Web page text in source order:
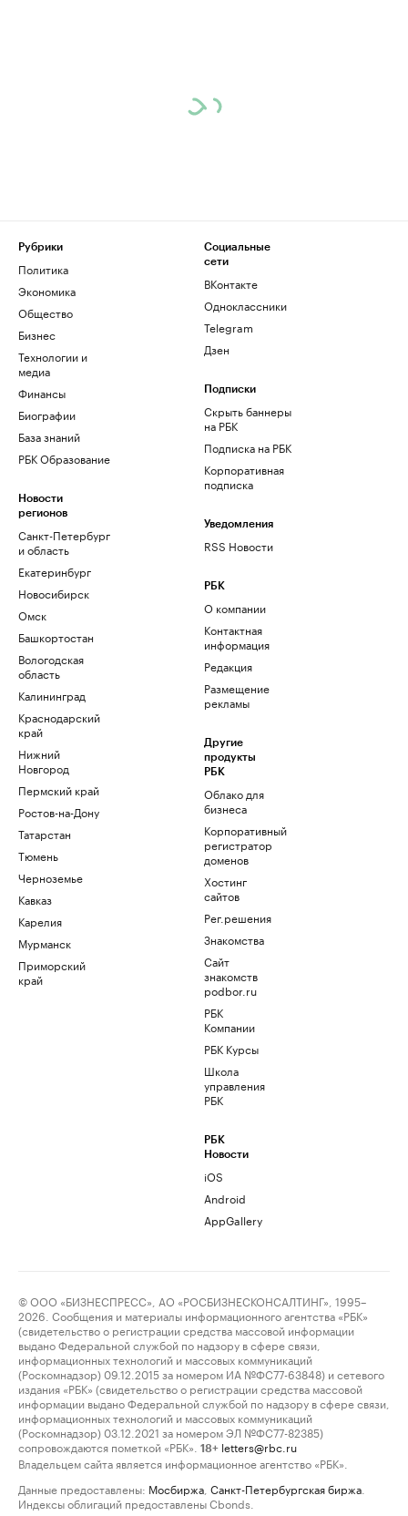
Рубрики
Политика
Экономика
Общество
Бизнес
Технологии и
медиа
Финансы
Биографии
База знаний
РБК Образование
Новости
регионов
Санкт-Петербург
и область
Екатеринбург
Новосибирск
Омск
Башкортостан
Вологодская
область
Калининград
Краснодарский
край
Нижний
Новгород
Пермский край
Ростов-на-Дону
Татарстан
Тюмень
Черноземье
Кавказ
Карелия
Мурманск
Приморский
край
Социальные
сети
ВКонтакте
Одноклассники
Telegram
Дзен
Подписки
Скрыть баннеры
на РБК
Подписка на РБК
Корпоративная
подписка
Уведомления
RSS Новости
РБК
О компании
Контактная
информация
Редакция
Размещение
рекламы
Другие
продукты
РБК
Облако для
бизнеса
Корпоративный
регистратор
доменов
Хостинг
сайтов
Рег.решения
Знакомства
Сайт
знакомств
podbor.ru
РБК
Компании
РБК Курсы
Школа
управления
РБК
РБК
Новости
iOS
Android
AppGallery
© ООО «БИЗНЕСПРЕСС», АО «РОСБИЗНЕСКОНСАЛТИНГ», 1995–
2026. Сообщения и материалы информационного агентства «РБК»
(свидетельство о регистрации средства массовой информации
выдано Федеральной службой по надзору в сфере связи,
информационных технологий и массовых коммуникаций
(Роскомнадзор) 09.12.2015 за номером ИА №ФС77-63848) и сетевого
издания «РБК» (свидетельство о регистрации средства массовой
информации выдано Федеральной службой по надзору в сфере связи,
информационных технологий и массовых коммуникаций
(Роскомнадзор) 03.12.2021 за номером ЭЛ №ФС77-82385)
сопровождаются пометкой «РБК».
18+ letters@rbc.ru
Владельцем сайта является информационное агентство «РБК».
Данные предоставлены: Мосбиржа Санкт-Петербургская биржа
Индексы облигаций предоставлены Cbonds.